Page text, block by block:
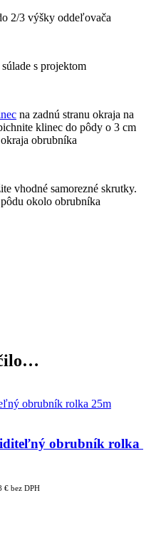
2/3 výšky oddeľovača
s projektom
na zadnú stranu okraja na
klinec do pôdy o 3 cm
obrubníka
vhodné samorezné skrutky.
okolo obrubníka
obrubník rolka
€ bez DPH